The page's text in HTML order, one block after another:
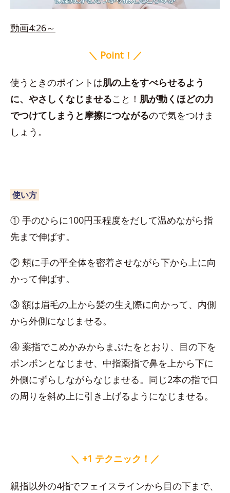
動画4:26～
＼ Point！／
使うときのポイントは肌の上をすべらせるよう
に、やさしくなじませること！ 肌が動くほどの力
でつけてしまうと摩擦につながるので気をつけま
しょう。
使い方
① 手のひらに100円玉程度をだして温めながら指
先まで伸ばす。
② 頬に手の平全体を密着させながら下から上に向
かって伸ばす。
③ 額は眉毛の上から髪の生え際に向かって、内側
から外側になじませる。
④ 薬指でこめかみからまぶたをとおり、目の下を
ポンポンとなじませ、中指薬指で鼻を上から下に
外側にずらしながらなじませる。同じ2本の指で口
の周りを斜め上に引き上げるようになじませる。
＼ +1 テクニック！／
親指以外の4指でフェイスラインから目の下まで、